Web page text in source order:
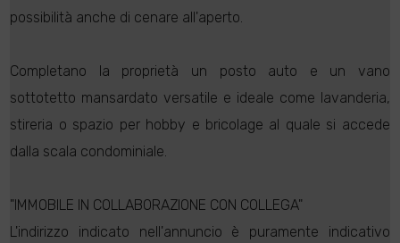
possibilità anche di cenare all'aperto.
Completano la proprietà un posto auto e un vano
sottotetto mansardato versatile e ideale come lavanderia,
stireria o spazio per hobby e bricolage al quale si accede
dalla scala condominiale.
"IMMOBILE IN COLLABORAZIONE CON COLLEGA"
L'indirizzo indicato nell'annuncio è puramente indicativo